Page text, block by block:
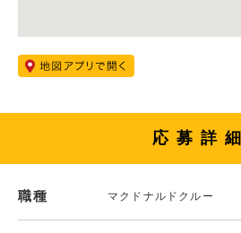
応募詳細
職種 マクドナルドクルー